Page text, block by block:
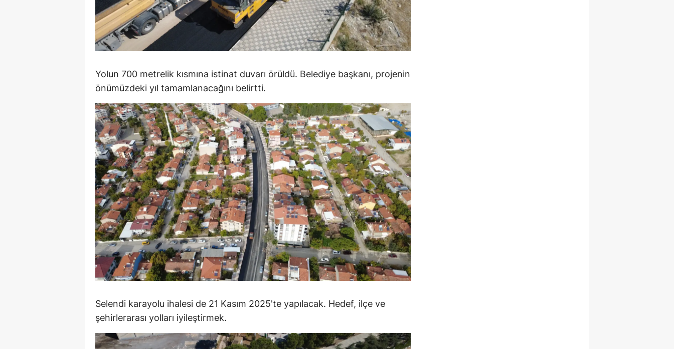
Kayseri
Kırklareli
Kocaeli
Konya
Kütahya
Malatya
Manisa
Kahramanmaraş
Mardin
Muğla
Muş
Nevşehir
Niğde
Ordu
Rize
Sakarya
Yolun 700 metrelik kısmına istinat duvarı örüldü. Belediye başkanı, projenin
önümüzdeki yıl tamamlanacağını belirtti.
Selendi karayolu ihalesi de 21 Kasım 2025'te yapılacak. Hedef, ilçe ve
şehirlerarası yolları iyileştirmek.